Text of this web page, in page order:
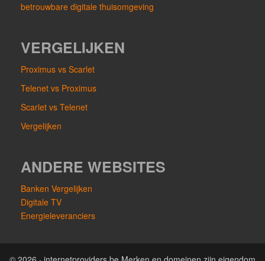
betrouwbare digitale thuisomgeving
VERGELIJKEN
Proximus vs Scarlet
Telenet vs Proximus
Scarlet vs Telenet
Vergelijken
ANDERE WEBSITES
Banken Vergelijken
Digitale TV
Energieleveranciers